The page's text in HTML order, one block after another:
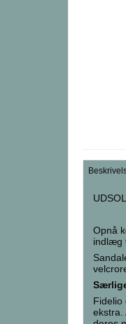
Opnå
indlæg